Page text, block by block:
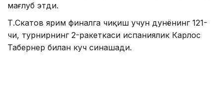
мағлуб этди.
Т.Скатов ярим финалга чиқиш учун дунёнинг 121-
чи, турнирнинг 2-ракеткаси испаниялик Карлос
Табернер билан куч синашади.